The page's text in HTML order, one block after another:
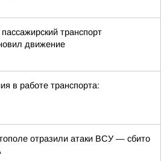
транспорт
движение
в работе транспорта:
отразили атаки ВСУ — сбито